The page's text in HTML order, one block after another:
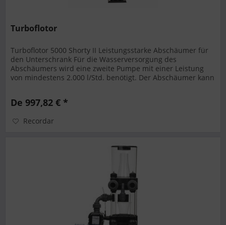
Turboflotor
Turboflotor 5000 Shorty II Leistungsstarke Abschäumer für
den Unterschrank Für die Wasserversorgung des
Abschäumers wird eine zweite Pumpe mit einer Leistung
von mindestens 2.000 l/Std. benötigt. Der Abschäumer kann
De 997,82 € *
Recordar